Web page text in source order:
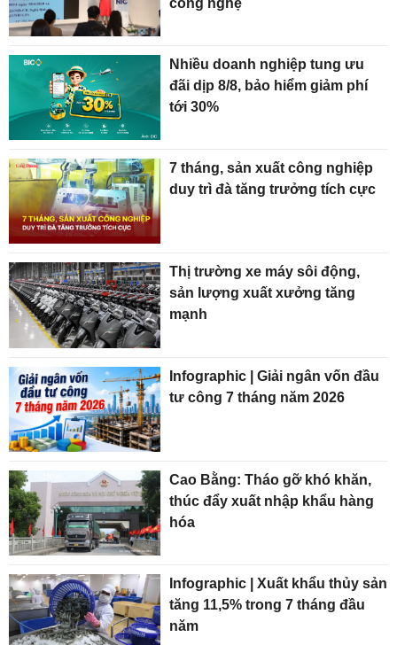
Nhiều doanh nghiệp tung ưu
đãi dịp 8/8, bảo hiểm giảm phí
tới 30%
7 tháng, sản xuất công nghiệp
duy trì đà tăng trưởng tích cực
Thị trường xe máy sôi động,
sản lượng xuất xưởng tăng
mạnh
Infographic | Giải ngân vốn đầu
tư công 7 tháng năm 2026
Cao Bằng: Tháo gỡ khó khăn,
thúc đẩy xuất nhập khẩu hàng
hóa
Infographic | Xuất khẩu thủy sản
tăng 11,5% trong 7 tháng đầu
năm